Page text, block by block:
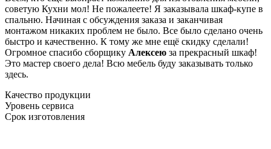
советую Кухни мол! Не пожалеете! Я заказывала шкаф-купе в
спальню. Начиная с обсуждения заказа и заканчивая
монтажом никаких проблем не было. Все было сделано очень
быстро и качественно. К тому же мне ещё скидку сделали!
Огромное спасибо сборщику Алексею за прекрасный шкаф!
Это мастер своего дела! Всю мебель буду заказывать только
здесь.
Качество продукции
Уровень сервиса
Срок изготовления